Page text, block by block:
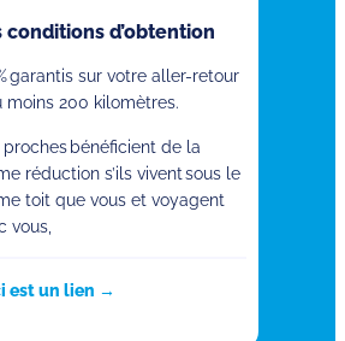
conditions d’obtention
garantis sur votre aller-retour
moins 200 kilomètres.
proches bénéficient de la
réduction s’ils vivent sous le
toit que vous et voyagent
vous,
est un lien →